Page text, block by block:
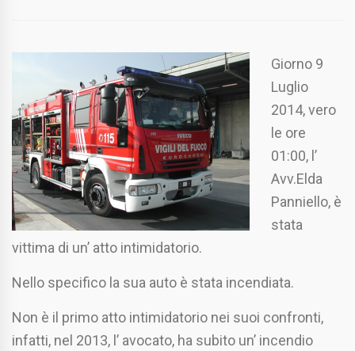
Giorno 9
Luglio
2014, vero
le ore
01:00, l’
Avv.Elda
Panniello, è
stata
vittima di un’ atto intimidatorio.
Nello specifico la sua auto è stata incendiata.
Non è il primo atto intimidatorio nei suoi confronti,
infatti, nel 2013, l’ avocato, ha subito un’ incendio